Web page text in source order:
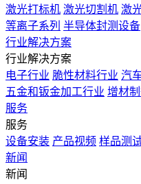
激光打标机 激光切割机 激
等离子系列 半导体封测设备
行业解决方案
行业解决方案
电子行业 脆性材料行业 汽
五金和钣金加工行业 增材
服务
服务
设备安装 产品视频 样品测
新闻
新闻